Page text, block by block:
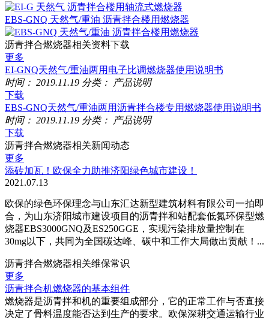
EBS-GNQ 天然气/重油 沥青拌合楼用燃烧器
沥青拌合燃烧器相关资料下载
更多
EI-GNQ天然气/重油两用电子比调燃烧器使用说明书
时间： 2019.11.19 分类：
产品说明
下载
EBS-GNQ天然气/重油两用沥青拌合楼专用燃烧器使用说明书
时间： 2019.11.19 分类：
产品说明
下载
沥青拌合燃烧器相关新闻动态
更多
添砖加瓦！欧保全力助推济阳绿色城市建设！
2021.07.13
欧保的绿色环保理念与山东汇达新型建筑材料有限公司一拍即
合，为山东济阳城市建设项目的沥青拌和站配套低氮环保型燃
烧器EBS3000GNQ及ES250GGE，实现污染排放量控制在
30mg以下，共同为全国碳达峰、碳中和工作大局做出贡献！...
沥青拌合燃烧器相关维保常识
更多
沥青拌合机燃烧器的基本组件
燃烧器是沥青拌和机的重要组成部分，它的正常工作与否直接
决定了骨料温度能否达到生产的要求。欧保深耕交通运输行业